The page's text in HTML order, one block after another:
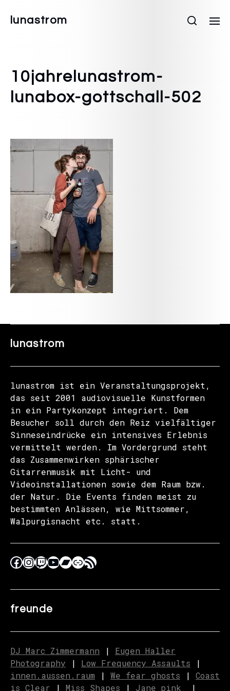
lunastrom
10jahrelunastrom-
lunabox-gottschall-502
lunastrom
lunastrom ist ein Veranstaltungsprojekt,
das seit 2001 audiovisuelle Kunstformen
in ein Partykonzept integriert. Dem
Besucher soll durch den Reiz vielfältiger
Sinneseindrücke ein intensives Erlebnis
vermittelt werden. Im Vordergrund steht
das Zusammenwirken sphärischer
Gitarrenmusik mit Licht- und
Videoinstallationen sowie dem Raum bzw.
der Natur. Die Events finden meist zu
bestimmten Anlässen, wie Mittsommer,
Walpurgisnacht etc. statt.
freunde
DJ Marc Zimmermann | Eugen Haller
Photography | Low Frequency Assaults |
innen.aussen.raum | We fear ghosts | Coast
is Clear | Miss Shapes | Jane_pink_ |